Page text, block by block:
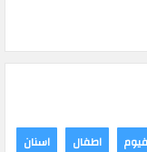
اسنان اطفال